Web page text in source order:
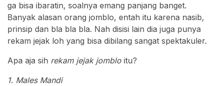
ga bisa ibaratin, soalnya emang panjang banget.
Banyak alasan orang jomblo, entah itu karena nasib,
prinsip dan bla bla bla. Nah disisi lain dia juga punya
rekam jejak loh yang bisa dibilang sangat spektakuler.
Apa aja sih rekam jejak jomblo itu?
1. Males Mandi